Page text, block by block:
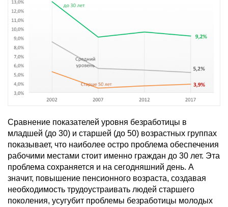
Сравнение показателей уровня безработицы в
младшей (до 30) и старшей (до 50) возрастных группах
показывает, что наиболее остро проблема обеспечения
рабочими местами стоит именно граждан до 30 лет. Эта
проблема сохраняется и на сегодняшний день. А
значит, повышение пенсионного возраста, создавая
необходимость трудоустраивать людей старшего
поколения, усугубит проблемы безработицы молодых